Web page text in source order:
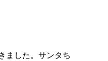
ました。サンタち